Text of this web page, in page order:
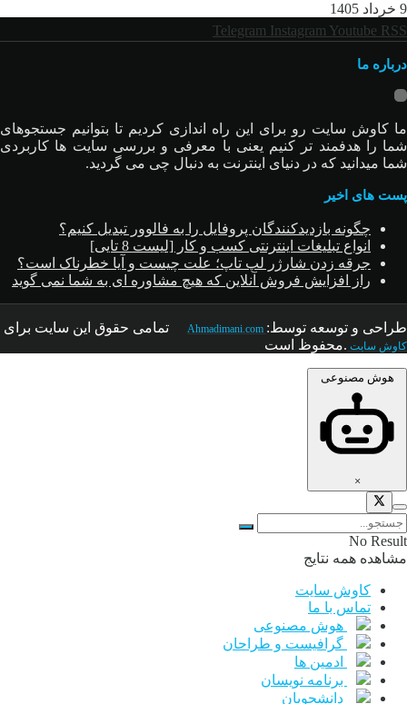
9 خرداد 1405
Telegram Instagram Youtube RSS
درباره ما
ما کاوش سایت رو برای این راه اندازی کردیم تا بتوانیم جستجوهای
شما را هدفمند تر کنیم یعنی با معرفی و بررسی سایت ها کاربردی
شما میدانید که در دنیای اینترنت به دنبال چی می گردید.
پست های اخیر
چگونه بازدیدکنندگان پروفایل را به فالوور تبدیل کنیم؟
انواع تبلیغات اینترنتی کسب و کار [لیست 8 تایی]
جرقه زدن شارژر لپ تاپ؛ علت چیست و آیا خطرناک است؟
راز افزایش فروش آنلاین که هیچ مشاوره ای به شما نمی گوید
طراحی و توسعه توسط: تمامی حقوق این سایت برای
کاوش سایت .محفوظ است
هوش مصنوعی
×
No Result
مشاهده همه نتایج
کاوش سایت
تماس با ما
هوش مصنوعی
گرافیست و طراحان
ادمین ها
برنامه نویسان
دانشجویان